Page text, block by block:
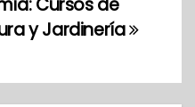
Cursos de
y Jardinería